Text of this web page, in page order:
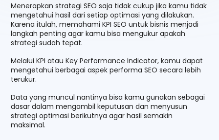
Menerapkan strategi SEO saja tidak cukup jika kamu tidak
mengetahui hasil dari setiap optimasi yang dilakukan.
Karena itulah, memahami KPI SEO untuk bisnis menjadi
langkah penting agar kamu bisa mengukur apakah
strategi sudah tepat.
Melalui KPI atau Key Performance Indicator, kamu dapat
mengetahui berbagai aspek performa SEO secara lebih
terukur.
Data yang muncul nantinya bisa kamu gunakan sebagai
dasar dalam mengambil keputusan dan menyusun
strategi optimasi berikutnya agar hasil semakin
maksimal.